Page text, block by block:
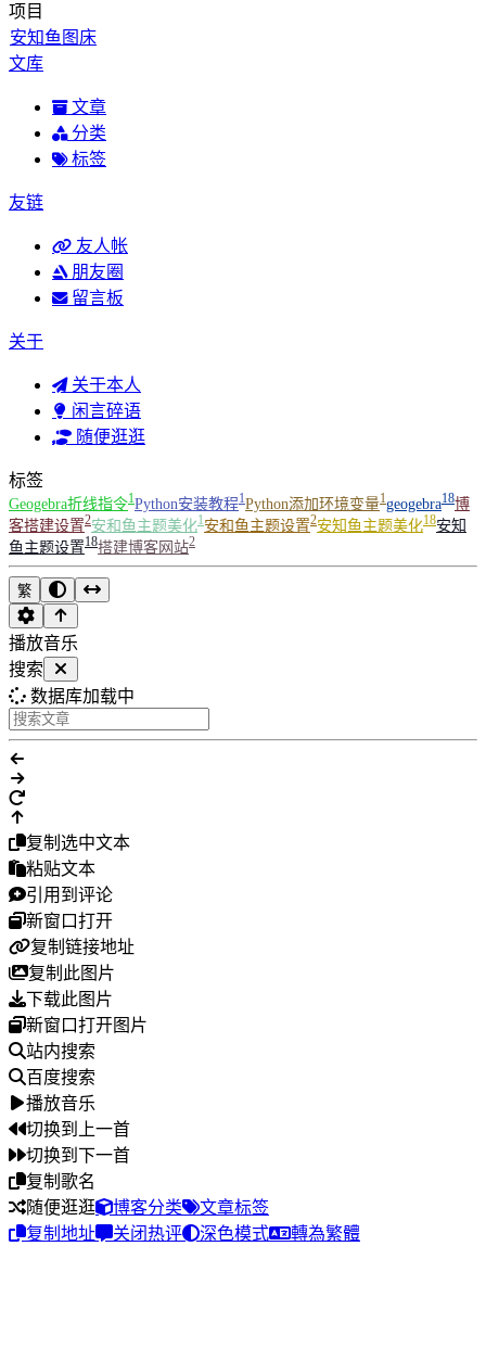
项目
安知鱼图床
文库
文章
分类
标签
友链
友人帐
朋友圈
留言板
关于
关于本人
闲言碎语
随便逛逛
标签
Geogebra折线指令1Python安装教程1Python添加环境变量1geogebra18博
客搭建设置2安和鱼主题美化1安和鱼主题设置2安知鱼主题美化18安知
鱼主题设置18搭建博客网站2
繁
播放音乐
搜索
数据库加载中
复制选中文本
粘贴文本
引用到评论
新窗口打开
复制链接地址
复制此图片
下载此图片
新窗口打开图片
站内搜索
百度搜索
播放音乐
切换到上一首
切换到下一首
复制歌名
随便逛逛
博客分类
文章标签
复制地址
关闭热评 深色模式 轉為繁體